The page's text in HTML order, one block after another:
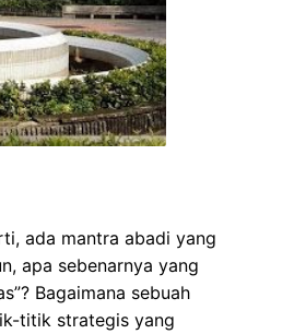
ada mantra abadi yang
apa sebenarnya yang
Bagaimana sebuah
titik strategis yang